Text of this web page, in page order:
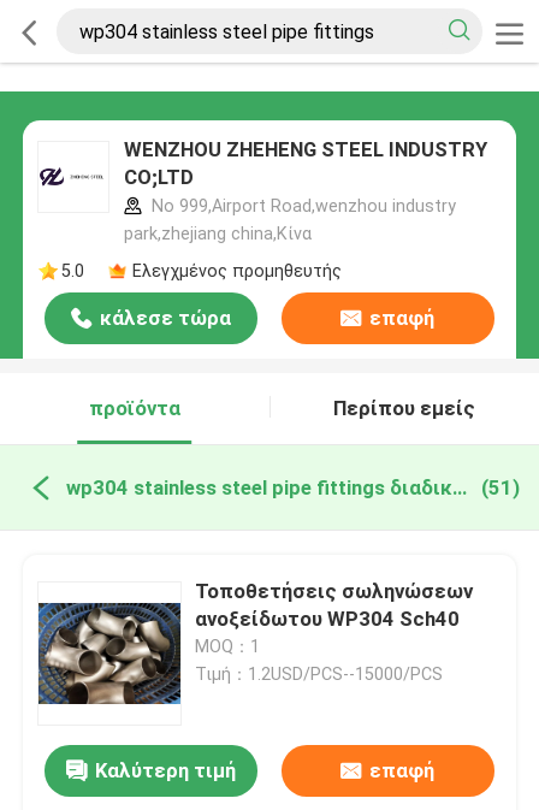
WENZHOU ZHEHENG STEEL INDUSTRY
CO;LTD
No 999,Airport Road,wenzhou industry
park,zhejiang china,Κίνα
5.0
Ελεγχμένος προμηθευτής
κάλεσε τώρα επαφή
προϊόντα Περίπου εμείς
wp304 stainless steel pipe fittings διαδικτυακή κατασκευή (51)
Τοποθετήσεις σωληνώσεων
ανοξείδωτου WP304 Sch40
MOQ：1
Τιμή：1.2USD/PCS--15000/PCS
Καλύτερη τιμή επαφή